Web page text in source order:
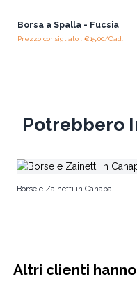
Borsa a Spalla - Fucsia
Prezzo consigliato : €15.00/Cad.
Potrebbero
Borse e Zainetti in Canapa
Altri clienti